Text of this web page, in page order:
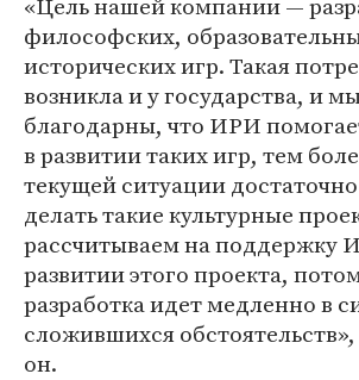
философских,
исторических игр. Такая
возникла и у государства, и
благодарны, что ИРИ
в развитии таких игр, тем
текущей ситуации
делать такие культурные
рассчитываем на поддержку
развитии этого проекта,
разработка идет медленно в
сложившихся
он.